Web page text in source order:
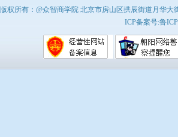
版权所有：@众智商学院 北京市房山区拱辰街道月华
ICP备案号:鲁